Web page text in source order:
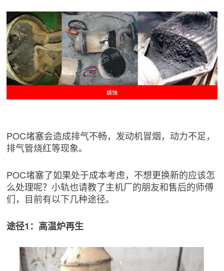
POC堵塞会造成排气不畅，发动机冒烟，动力不足，
排气管烧红等现象。
POC堵塞了如果处于成本考虑，不想更换新的应该怎
么处理呢？小轨也请教了主机厂的朋友和售后的师傅
们，目前有以下几种途径。
途径1：高温炉再生